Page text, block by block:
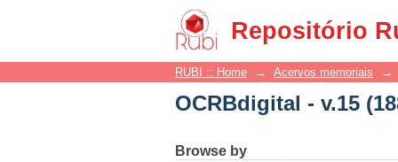
Repositório
OCRBdigital - v.15
RUBI :: Home → Acervos memoriais →
OCRBdigital - v.15
Browse by